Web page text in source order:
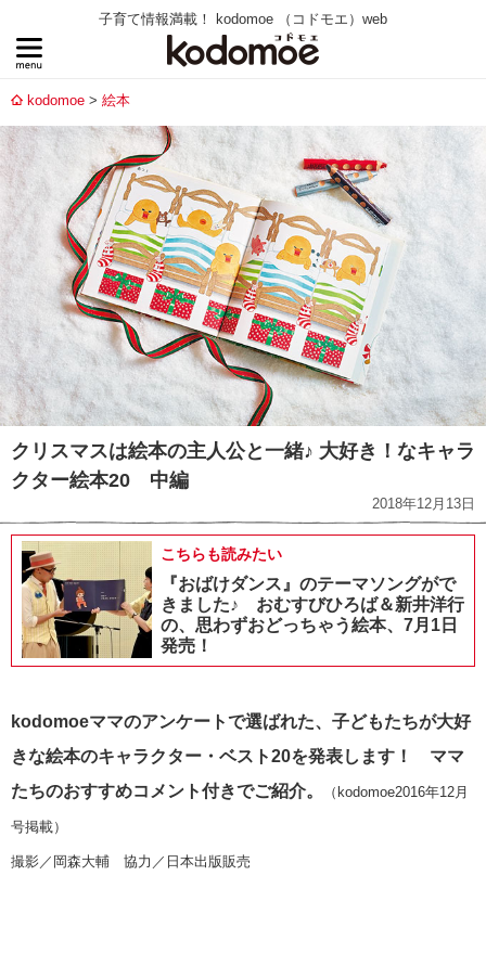
子育て情報満載！ kodomoe （コドモエ）web
kodomoe 絵本
クリスマスは絵本の主人公と一緒♪ 大好き！なキャラ
クター絵本20 中編
2018年12月13日
こちらも読みたい
『おばけダンス』のテーマソングがで
きました♪ おむすびひろば＆新井洋行
の、思わずおどっちゃう絵本、7月1日
発売！
kodomoeママのアンケートで選ばれた、 子どもたちが大好
きな絵本のキャラクター・ベスト20を発表します！
ママ
たちのおすすめコメント付きでご紹介。
（kodomoe2016年12月
号掲載）
撮影／岡森大輔 協力／日本出版販売